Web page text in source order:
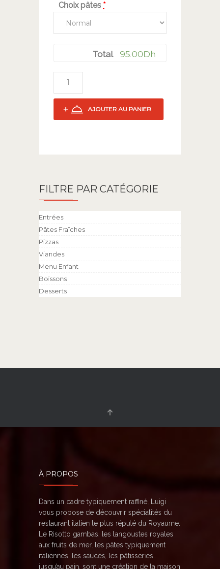
Choix pâtes *
Total 95.00Dh
AJOUTER AU PANIER
FILTRE PAR CATÉGORIE
Entrées
Pâtes Fraîches
Pizzas
Viandes
Menu Enfant
Boissons
Desserts
À PROPOS
Dans un cadre typiquement raffiné, Luigi
vous propose de découvrir spécialités du
restaurant italien le plus réputé du Royaume.
Le Risotto gambas, les langoustes royales
aux fruits de mer, les pâtes typiquement
italiennes, les sauces, les pâtisseries…
jusqu’au pain, sont une création de la maison